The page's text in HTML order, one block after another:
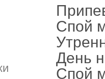
Спой
День
Спой